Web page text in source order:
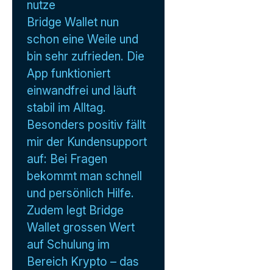
nutze
Bridge Wallet nun
schon eine Weile und
bin sehr zufrieden. Die
App funktioniert
einwandfrei und läuft
stabil im Alltag.
Besonders positiv fällt
mir der Kundensupport
auf: Bei Fragen
bekommt man schnell
und persönlich Hilfe.
Zudem legt Bridge
Wallet grossen Wert
auf Schulung im
Bereich Krypto – das